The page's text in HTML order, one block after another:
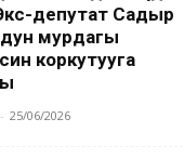
депутат Садыр
мурдагы
коркутууга
- 25/06/2026